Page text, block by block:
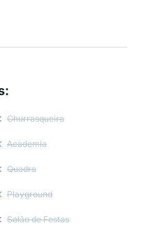
:
Churrasqueira
Academia
Quadra
Playground
Salão de Festas